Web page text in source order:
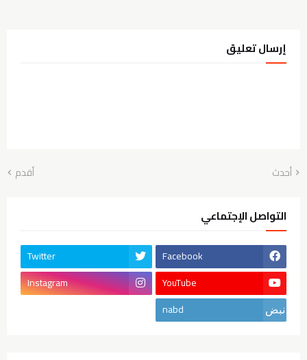
إرسال تعليق
أحدث أقدم
التواصل الإجتماعي
Facebook
Twitter
YouTube
Instagram
nabd